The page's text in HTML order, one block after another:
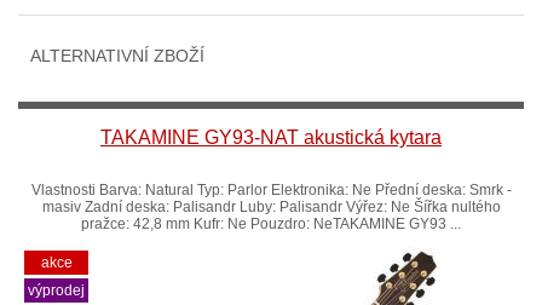
ALTERNATIVNÍ ZBOŽÍ
TAKAMINE GY93-NAT akustická kytara
Vlastnosti Barva: Natural Typ: Parlor Elektronika: Ne Přední deska: Smrk -
masiv Zadní deska: Palisandr Luby: Palisandr Výřez: Ne Šířka nultého
pražce: 42,8 mm Kufr: Ne Pouzdro: NeTAKAMINE GY93 ...
akce
výprodej